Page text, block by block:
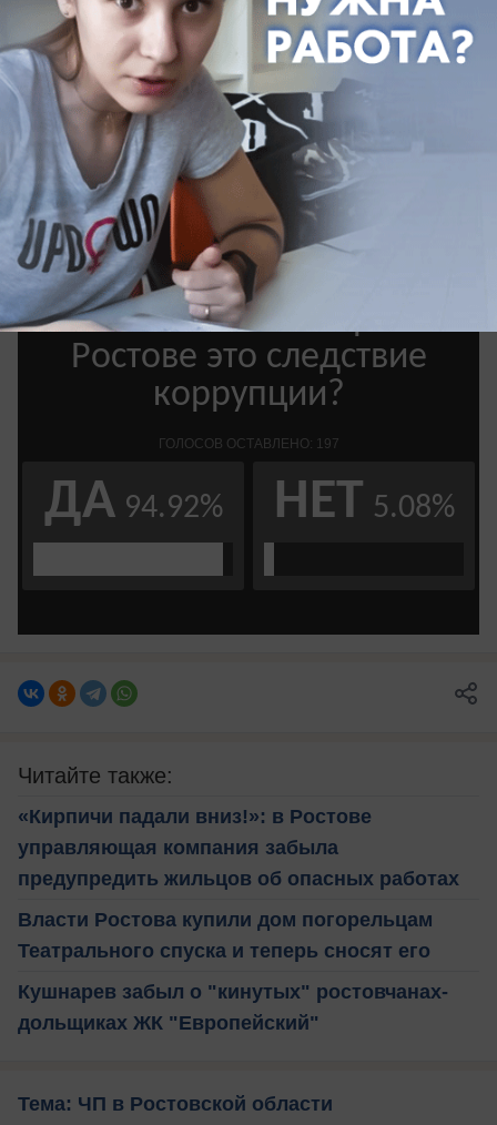
Присылайте свои новости, фото и видео на
номер +7 (938) 107-87-80 (Viber, WhatsApp).
Звоните, если попали в сложную ситуацию и не
получили помощи от чиновников.
Подпишитесь на нашу группу в Instagram
сайт в
соцсетях:Одноклассники,Facebook,
Telegram.
Читайте также:
«Кирпичи падали вниз!»: в Ростове
управляющая компания забыла
предупредить жильцов об опасных работах
Власти Ростова купили дом погорельцам
Театрального спуска и теперь сносят его
Кушнарев забыл о "кинутых" ростовчанах-
дольщиках ЖК "Европейский"
Тема: ЧП в Ростовской области